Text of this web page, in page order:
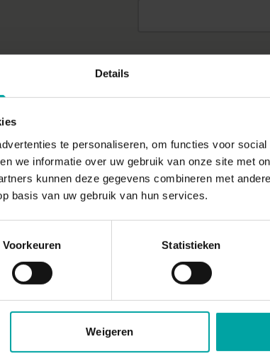
Details
te personaliseren, om functies voor
we informatie over uw gebruik van onze site met
kunnen deze gegevens combineren met
basis van uw gebruik van hun services.
Voorkeuren Statistieken
Weigeren
Leveradres
Postcode en gemeente